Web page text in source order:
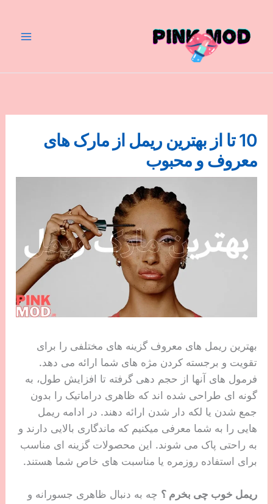
محتوا
10 تا از بهترین ریمل از مارک های
معروف و محبوب
بهترین ریمل های معروف گزینه های مختلفی را برای
تقویت و برجسته کردن مژه های شما ارائه می دهد.
فرمول های آنها از حجم دهی گرفته تا افزایش طول، به
گونه ای طراحی شده اند که ظاهری دراماتیک را بدون
جمع شدن یا لکه دار شدن ارائه دهند. در ادامه ریمل
هایی را به شما معرفی میکنیم که ماندگاری بالایی دارند و
به راحتی پاک می شوند. این محصولات گزینه ای مناسب
برای استفاده روزمره یا مناسبت های خاص شما هستند.
ریمل خوب چی بخرم ؟ چه به دنبال ظاهری جسورانه و